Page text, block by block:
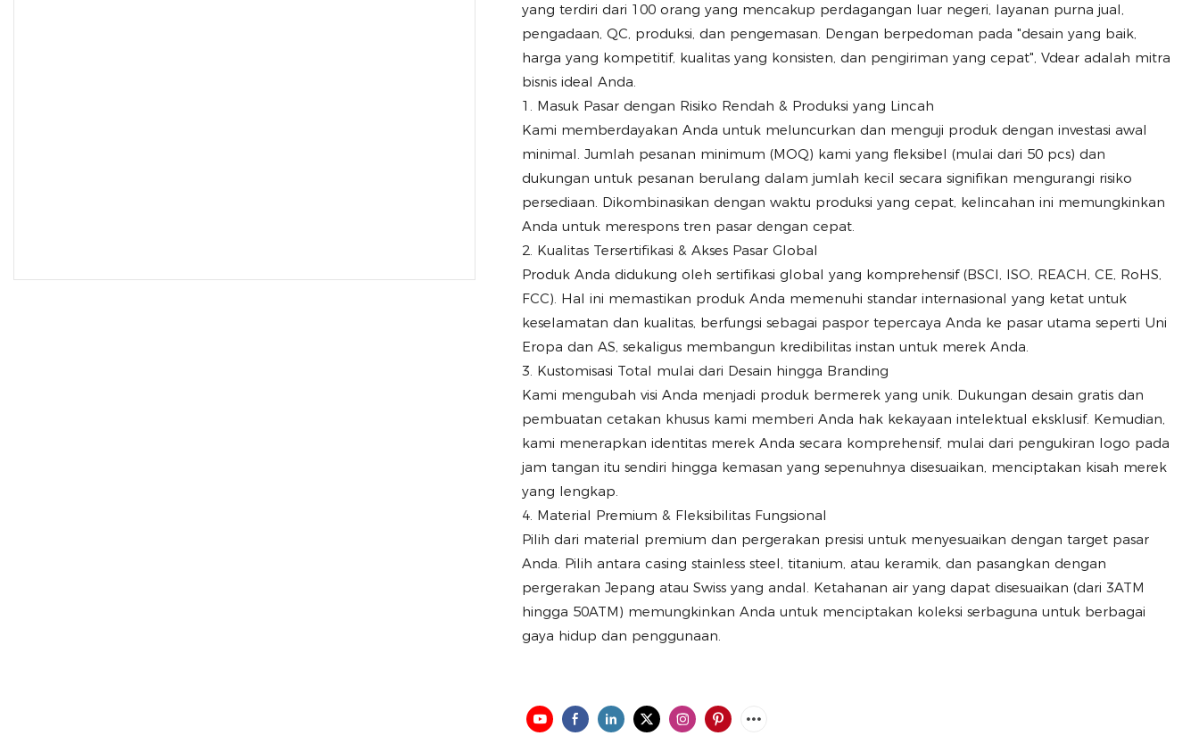
yang terdiri dari 100 orang yang mencakup perdagangan luar negeri, layanan purna jual,
pengadaan, QC, produksi, dan pengemasan. Dengan berpedoman pada "desain yang baik,
harga yang kompetitif, kualitas yang konsisten, dan pengiriman yang cepat", Vdear adalah mitra
bisnis ideal Anda.
1. Masuk Pasar dengan Risiko Rendah & Produksi yang Lincah
Kami memberdayakan Anda untuk meluncurkan dan menguji produk dengan investasi awal
minimal. Jumlah pesanan minimum (MOQ) kami yang fleksibel (mulai dari 50 pcs) dan
dukungan untuk pesanan berulang dalam jumlah kecil secara signifikan mengurangi risiko
persediaan. Dikombinasikan dengan waktu produksi yang cepat, kelincahan ini memungkinkan
Anda untuk merespons tren pasar dengan cepat.
2. Kualitas Tersertifikasi & Akses Pasar Global
Produk Anda didukung oleh sertifikasi global yang komprehensif (BSCI, ISO, REACH, CE, RoHS,
FCC). Hal ini memastikan produk Anda memenuhi standar internasional yang ketat untuk
keselamatan dan kualitas, berfungsi sebagai paspor tepercaya Anda ke pasar utama seperti Uni
Eropa dan AS, sekaligus membangun kredibilitas instan untuk merek Anda.
3. Kustomisasi Total mulai dari Desain hingga Branding
Kami mengubah visi Anda menjadi produk bermerek yang unik. Dukungan desain gratis dan
pembuatan cetakan khusus kami memberi Anda hak kekayaan intelektual eksklusif. Kemudian,
kami menerapkan identitas merek Anda secara komprehensif, mulai dari pengukiran logo pada
jam tangan itu sendiri hingga kemasan yang sepenuhnya disesuaikan, menciptakan kisah merek
yang lengkap.
4. Material Premium & Fleksibilitas Fungsional
Pilih dari material premium dan pergerakan presisi untuk menyesuaikan dengan target pasar
Anda. Pilih antara casing stainless steel, titanium, atau keramik, dan pasangkan dengan
pergerakan Jepang atau Swiss yang andal. Ketahanan air yang dapat disesuaikan (dari 3ATM
hingga 50ATM) memungkinkan Anda untuk menciptakan koleksi serbaguna untuk berbagai
gaya hidup dan penggunaan.